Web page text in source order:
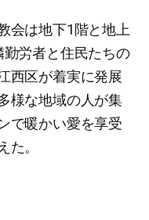
会は地下1階と地上
労者と住民たちの
西区が着実に発展
様な地域の人が集
で暖かい愛を享受
た。